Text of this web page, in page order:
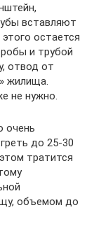
вставляют
остается
и трубой
отвод от
жилища.
не нужно.
очень
до 25-30
тратится
объемом до